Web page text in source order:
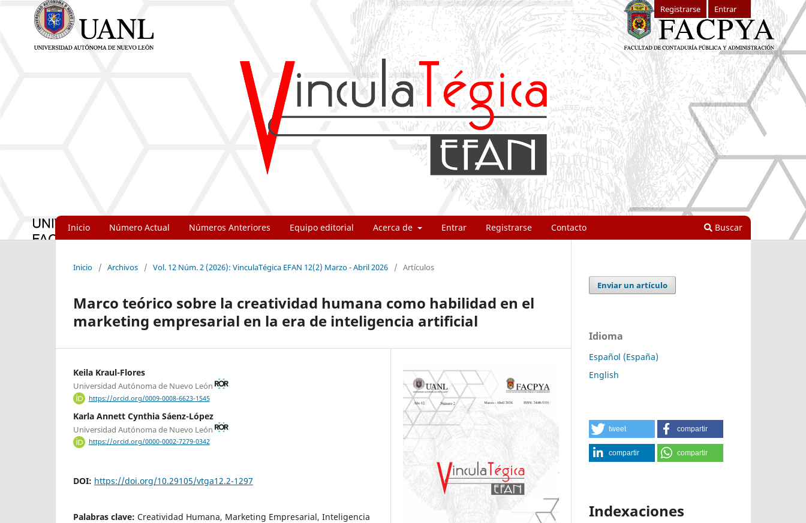
Inicio Número Actual Números Anteriores Equipo editorial Acerca de Entrar Registrarse Contacto Buscar
Registrarse Entrar
Inicio / Archivos / Vol. 12 Núm. 2 (2026): VinculaTégica EFAN 12(2) Marzo - Abril 2026 / Artículos
Marco teórico sobre la creatividad humana como habilidad en el
marketing empresarial en la era de inteligencia artificial
Keila Kraul-Flores
Universidad Autónoma de Nuevo León
https://orcid.org/0009-0008-6623-1545
Karla Annett Cynthia Sáenz-López
Universidad Autónoma de Nuevo León
https://orcid.org/0000-0002-7279-0342
DOI: https://doi.org/10.29105/vtga12.2-1297
Palabras clave: Creatividad Humana, Marketing Empresarial, Inteligencia
Enviar un artículo
Idioma
Español (España)
English
tweet compartir
compartir compartir
Indexaciones